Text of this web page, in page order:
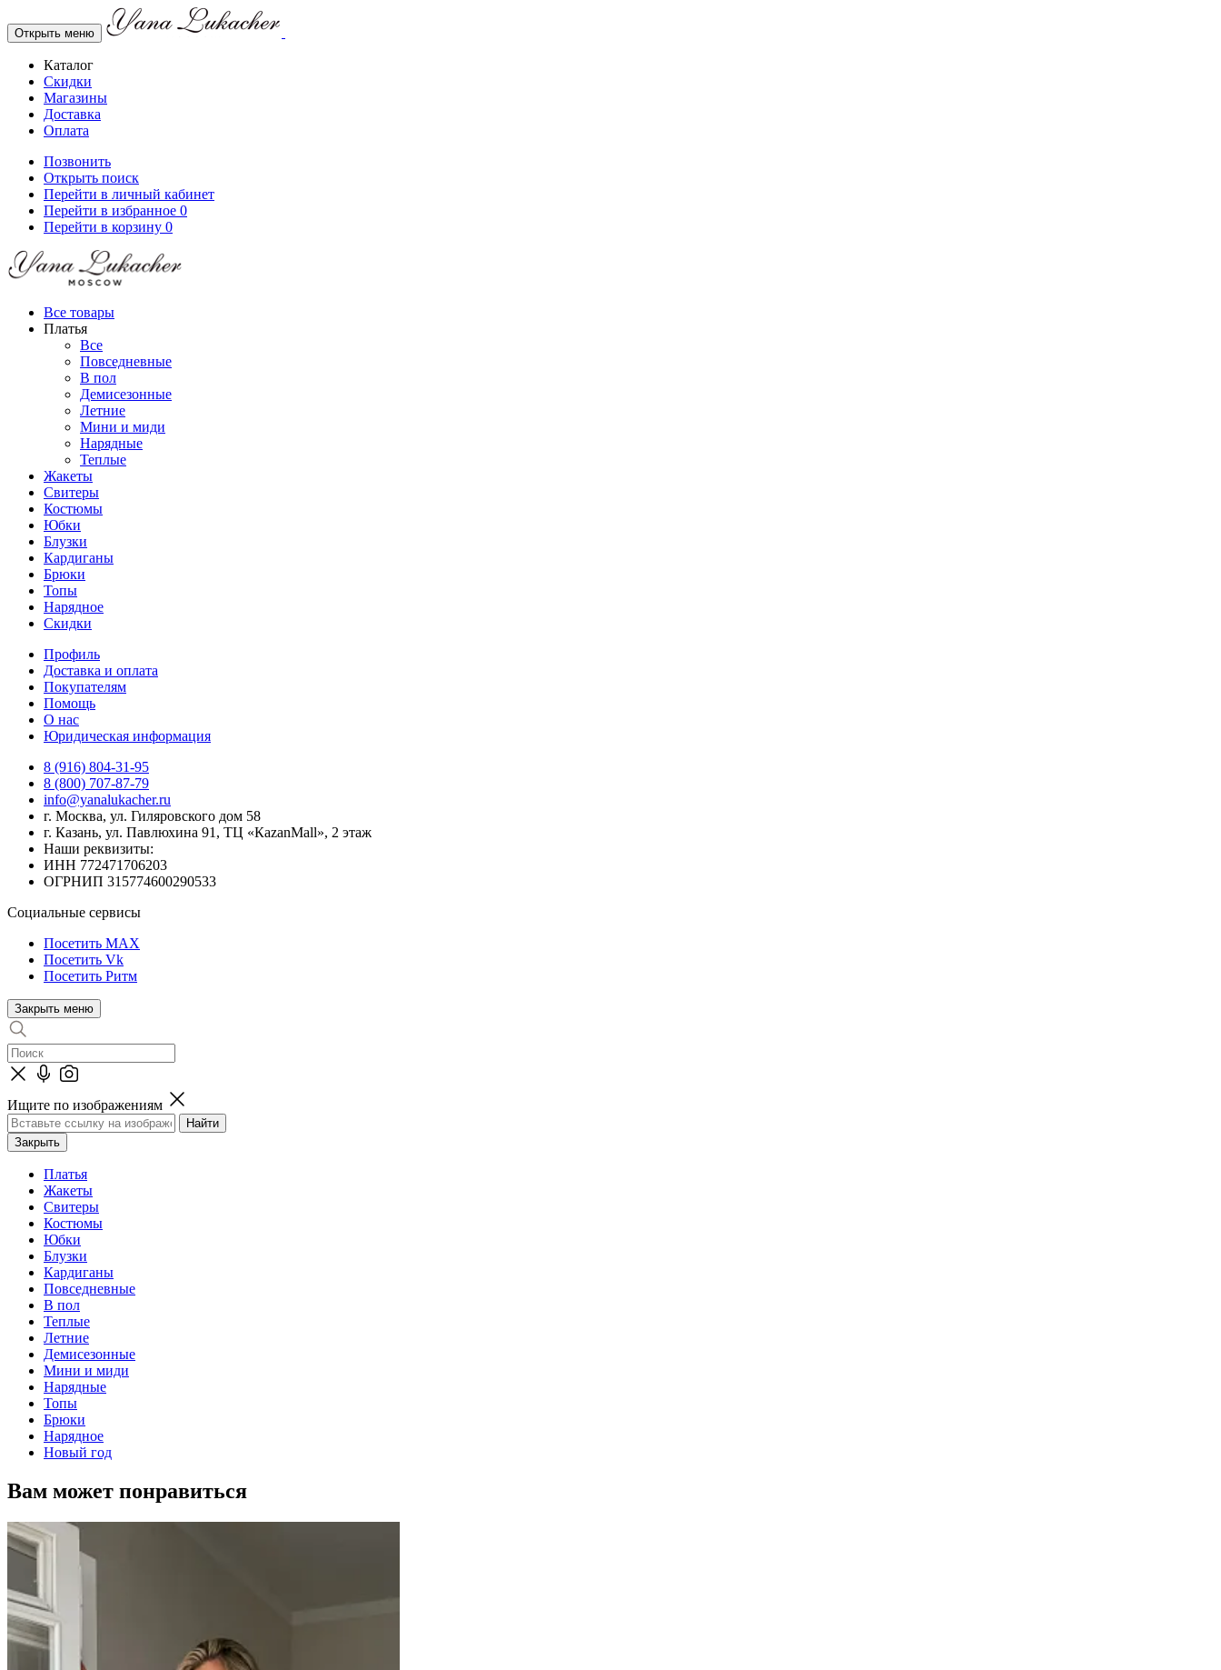
Открыть меню
Каталог
Скидки
Магазины
Доставка
Оплата
Позвонить
Открыть поиск
Перейти в личный кабинет
Перейти в избранное 0
Перейти в корзину 0
Все товары
Платья
Все
Повседневные
В пол
Демисезонные
Летние
Мини и миди
Нарядные
Теплые
Жакеты
Свитеры
Костюмы
Юбки
Блузки
Кардиганы
Брюки
Топы
Нарядное
Скидки
Профиль
Доставка и оплата
Покупателям
Помощь
О нас
Юридическая информация
8 (916) 804-31-95
8 (800) 707-87-79
info@yanalukacher.ru
г. Москва, ул. Гиляровского дом 58
г. Казань, ул. Павлюхина 91, ТЦ «КazanMall», 2 этаж
Наши реквизиты:
ИНН 772471706203
ОГРНИП 315774600290533
Социальные сервисы
Посетить MAX
Посетить Vk
Посетить Ритм
Закрыть меню
Ищите по изображениям
Закрыть
Платья
Жакеты
Свитеры
Костюмы
Юбки
Блузки
Кардиганы
Повседневные
В пол
Теплые
Летние
Демисезонные
Мини и миди
Нарядные
Топы
Брюки
Нарядное
Новый год
Вам может понравиться